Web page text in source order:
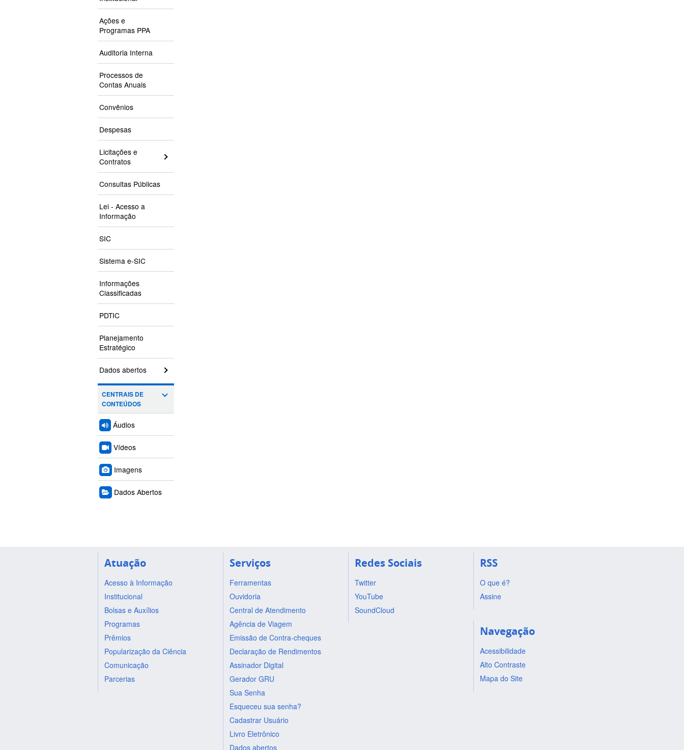
Ações e
Programas PPA
Auditoria Interna
Processos de
Contas Anuais
Convênios
Despesas
Licitações e
Contratos
Consultas Públicas
Lei - Acesso a
Informação
SIC
Sistema e-SIC
Informações
Classificadas
PDTIC
Planejamento
Estratégico
Dados abertos
CENTRAIS DE
CONTEÚDOS
Áudios
Vídeos
Imagens
Dados Abertos
Atuação
Acesso à Informação
Institucional
Bolsas e Auxílios
Programas
Prêmios
Popularização da Ciência
Comunicação
Parcerias
Serviços
Ferramentas
Ouvidoria
Central de Atendimento
Agência de Viagem
Emissão de Contra-cheques
Declaração de Rendimentos
Assinador Digital
Gerador GRU
Sua Senha
Esqueceu sua senha?
Cadastrar Usuário
Livro Eletrônico
Dados abertos
Redes Sociais
Twitter
YouTube
SoundCloud
RSS
O que é?
Assine
Navegação
Acessibilidade
Alto Contraste
Mapa do Site